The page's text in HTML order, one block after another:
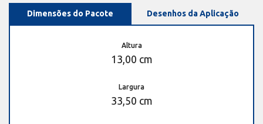
Dimensões do Pacote Desenhos da Aplicação
Altura
13,00 cm
Largura
33,50 cm